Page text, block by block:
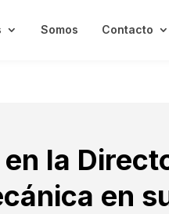
Somos Contacto
la
en